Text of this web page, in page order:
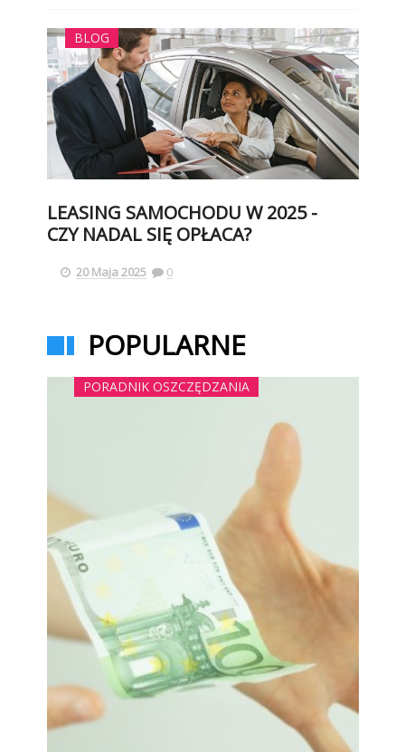
BLOG
LEASING SAMOCHODU W 2025 -
CZY NADAL SIĘ OPŁACA?
20 Maja 2025 0
POPULARNE
PORADNIK OSZCZĘDZANIA